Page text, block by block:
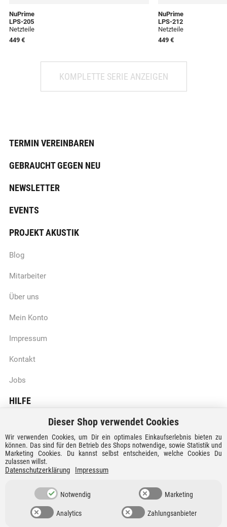
NuPrime
LPS-205
Netzteile
449 €
NuPrime
LPS-212
Netzteile
449 €
KOMPLETTE SERIE ANZEIGEN
TERMIN VEREINBAREN
GEBRAUCHT GEGEN NEU
NEWSLETTER
EVENTS
PROJEKT AKUSTIK
Blog
Mitarbeiter
Über uns
Mein Konto
Impressum
Kontakt
Jobs
HILFE
Batteriegesetzhinweise
Vertrag widerrufen
Versandkosten und Lieferzeiten
Zahlungsarten
Dieser Shop verwendet Cookies
Wir verwenden Cookies, um Dir ein optimales Einkaufserlebnis bieten zu
können. Das sind für den Betrieb des Shops notwendige, sowie Statistik und
Marketing Cookies. Du kannst selbst entscheiden, welche Cookies Du
zulassen willst.
Datenschutzerklärung Impressum
Notwendig Marketing
Analytics Zahlungsanbieter